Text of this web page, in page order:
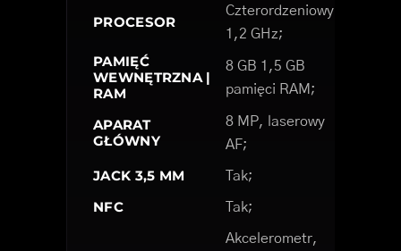
PROCESOR
Czterordzeniowy
1,2 GHz;
PAMIĘĆ
WEWNĘTRZNA |
RAM
8 GB 1,5 GB
pamięci RAM;
APARAT
GŁÓWNY
8 MP, laserowy
AF;
JACK 3,5 MM Tak;
NFC Tak;
Akcelerometr,